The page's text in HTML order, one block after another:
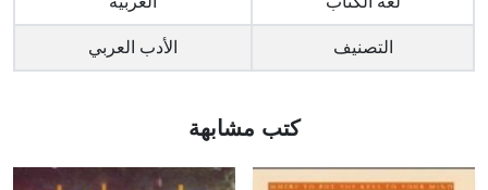
التصنيف الأدب العربي
كتب مشابهة